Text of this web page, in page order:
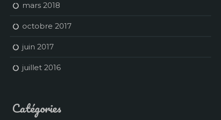
mars 2018
octobre 2017
juin 2017
juillet 2016
Catégories